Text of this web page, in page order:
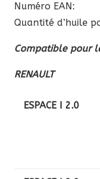
Numéro EAN:
Quantité d’huile
Compatible pour
RENAULT
ESPACE I 2.0